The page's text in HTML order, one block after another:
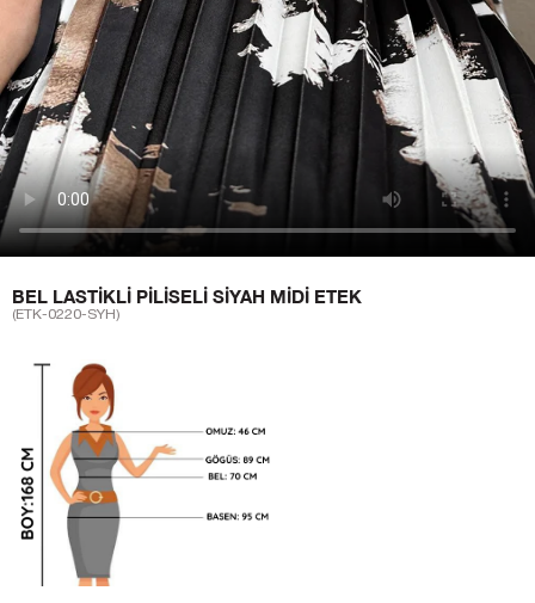
BEL LASTIKLI PILISELI SIYAH MIDI ETEK
(ETK-0220-SYH)